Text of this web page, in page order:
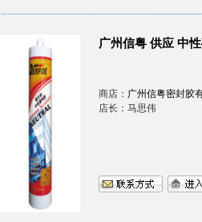
广州信粤 供应 中
商店： 广州信粤密封胶
店长：马思伟